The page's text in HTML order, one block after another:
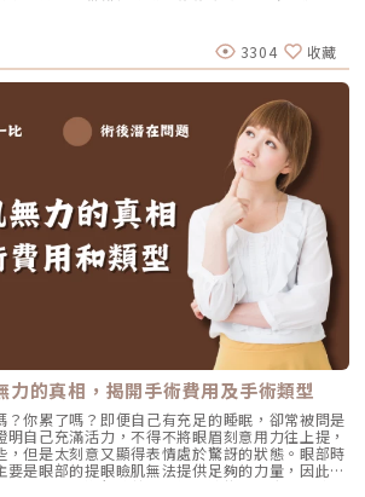
的診所提供錯誤建議，往往會陷入兩敗俱傷的困
與各國醫師分享海芙音波媚必提Ultraformer MPT
美診所你應該知道的「分層治療」正確觀念長年
擔任原廠認證講師的李杰年院長表示：「求美者
況，具體了解之後發現，大多數的原因都來自於過
乏「分層治療」的正確觀念」。在另一篇文章中，
是多面向的結果」，而杰膚美診所提倡的就是通過
有療程規劃與建議的最高指導原則，所謂的多層
幾個面向：有些診所提供的療程建議，往往忽視了
。李醫師在另一篇文章中提到「臉部衰老是多方面
診所的核心理念就是根據「臉部多層次抗衰」來規
次衰老包括以下幾個方面： 骨骼/骨架：#1隨著年
：#2長期固定表情產生的動態紋路、#3隨著年齡
膜層：#4筋膜鬆弛並且失去緊緻度 脂肪層：#5皮
、雙下巴 皮膚層：#6皺紋/斑點/痘痘/痘疤其實，
有相對應的解決方案。無論是針劑、雷射光電還是
確治療觀念的醫師操作下，都能取得不錯的效果。
肉萎縮與代償，這一層的問題，直到「EMFACE菲
實現了對臉部衰老的全面解決。適用於大多數人群
計畫過去，我們可以把靜態美的醫學美容療程想像
平面圖。利用玻尿酸、肉毒桿菌、雷射光療和電
造成了非常完美的樣貌。然而，隨著「EMFACE
們不再只停留在2D平面，而是引入了Z軸，將其轉
美。這不僅突破了靜態照片的限制，也讓動態影
美。（Emface 菲斯波讓你從2D變成3D美女｜影
們會隨著時間流失膠原蛋白，因此在杰膚美診所，
成為3D美女。我們更進一步，將時間因素納入考
又名4D童顏針、4D童妍針）持續刺激膠原蛋白
歲月，真正實現4D的立體美。圖為李醫師擔任
3304 收藏
力的真相，揭開手術費用及手術類型
？你累了嗎？即便自己有充足的睡眠，卻常被問是
自己充滿活力，不得不將眼眉刻意用力往上提，
，但是太刻意又顯得表情處於驚訝的狀態。眼部時
要是眼部的提眼瞼肌無法提供足夠的力量，因此無
眼瞼肌手術進行改善，可以快速找回明亮的眼神。